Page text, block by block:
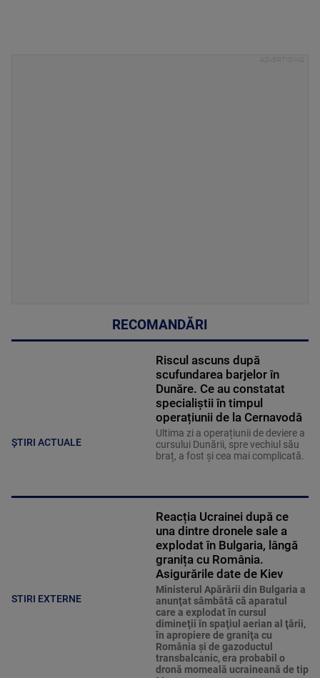
RECOMANDĂRI
ȘTIRI ACTUALE
Riscul ascuns după
scufundarea barjelor în
Dunăre. Ce au constatat
specialiștii în timpul
operațiunii de la Cernavodă
Ultima zi a operațiunii de deviere a
cursului Dunării, spre vechiul său
braț, a fost și cea mai complicată.
STIRI EXTERNE
Reacția Ucrainei după ce
una dintre dronele sale a
explodat în Bulgaria, lângă
granița cu România.
Asigurările date de Kiev
Ministerul Apărării din Bulgaria a
anunţat sâmbătă că aparatul
care a explodat în cursul
dimineţii în spaţiul aerian al ţării,
în apropiere de graniţa cu
România şi de gazoductul
transbalcanic, era probabil o
dronă momeală ucraineană de tip